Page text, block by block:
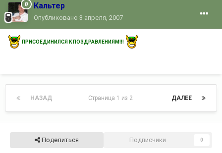
Кальтер
Опубликовано 3 апреля, 2007
ПРИСОЕДИНИЛСЯ К ПОЗДРАВЛЕНИЯМ!!!
НАЗАД ДАЛЕЕ
Страница 1 из 2
Поделиться Подписчики 0